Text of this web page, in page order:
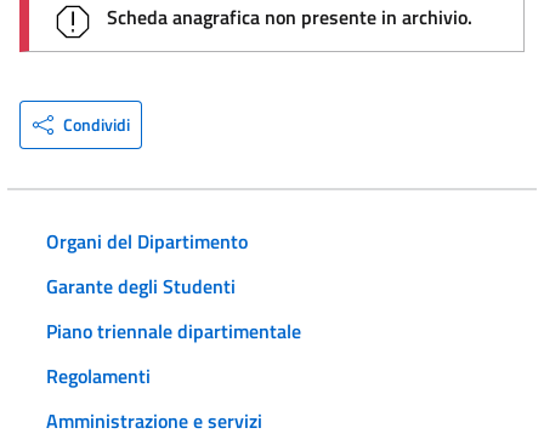
Scheda anagrafica non presente in archivio.
Condividi
Organi del Dipartimento
Garante degli Studenti
Piano triennale dipartimentale
Regolamenti
Amministrazione e servizi